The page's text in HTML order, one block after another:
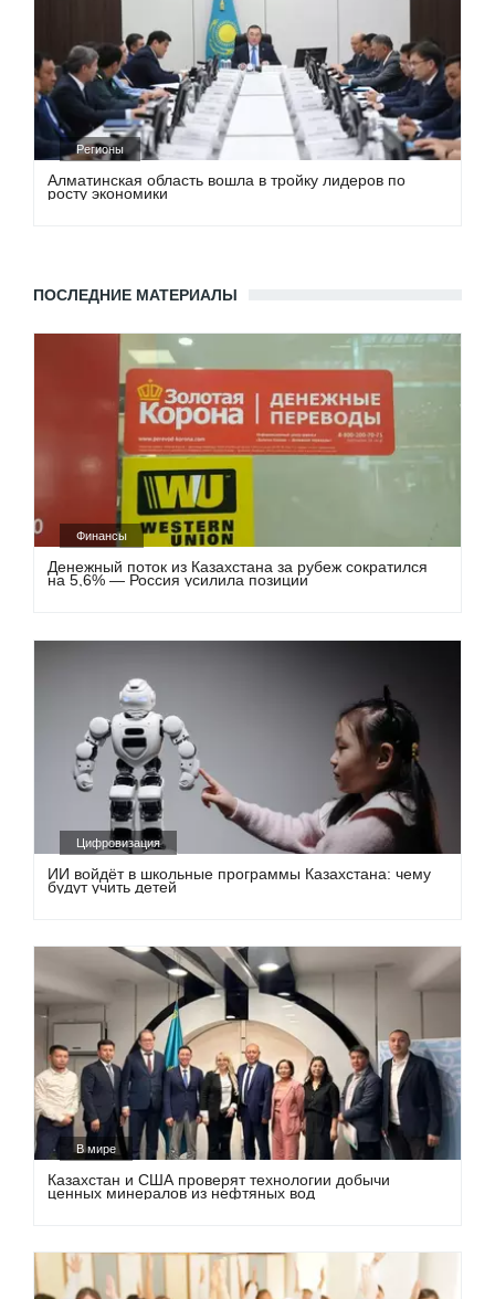
Регионы
Алматинская область вошла в тройку лидеров по
росту экономики
ПОСЛЕДНИЕ МАТЕРИАЛЫ
Финансы
Денежный поток из Казахстана за рубеж сократился
на 5,6% — Россия усилила позиции
Цифровизация
ИИ войдёт в школьные программы Казахстана: чему
будут учить детей
В мире
Казахстан и США проверят технологии добычи
ценных минералов из нефтяных вод